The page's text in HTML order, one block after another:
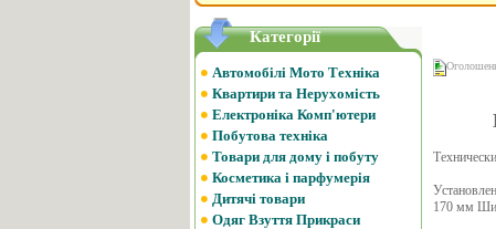
170 мм
Категорії
Автомобілі Мото Техніка
Квартири та Нерухомість
Електроніка Комп'ютери
Побутова техніка
Товари для дому і побуту
Косметика і парфумерія
Дитячі товари
Одяг Взуття Прикраси